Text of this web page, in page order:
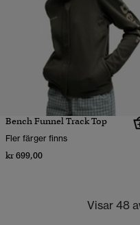
Bench Funnel Track Top
Fler färger finns
kr 699,00
Visar 48